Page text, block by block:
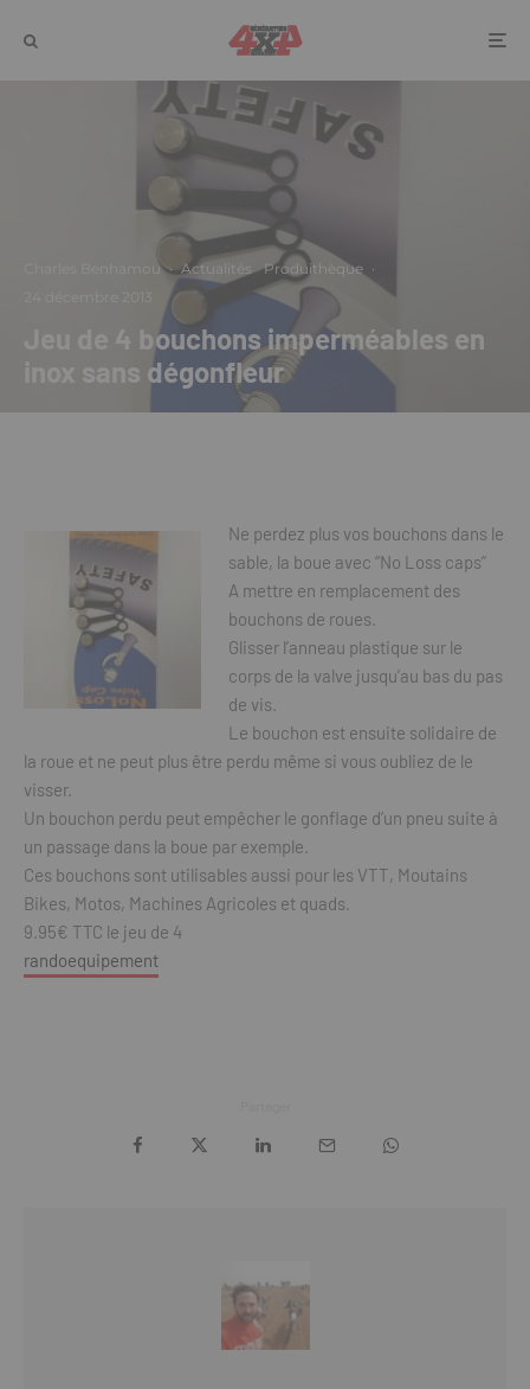
Charles Benhamou · Actualités Produithèque ·
24 décembre 2013
Jeu de 4 bouchons imperméables en
inox sans dégonfleur
Ne perdez plus vos bouchons dans le
sable, la boue avec “No Loss caps”
A mettre en remplacement des
bouchons de roues.
Glisser l’anneau plastique sur le
corps de la valve jusqu’au bas du pas
de vis.
Le bouchon est ensuite solidaire de
la roue et ne peut plus être perdu même si vous oubliez de le
visser.
Un bouchon perdu peut empêcher le gonflage d’un pneu suite à
un passage dans la boue par exemple.
Ces bouchons sont utilisables aussi pour les VTT, Moutains
Bikes, Motos, Machines Agricoles et quads.
9.95€ TTC le jeu de 4
randoequipement